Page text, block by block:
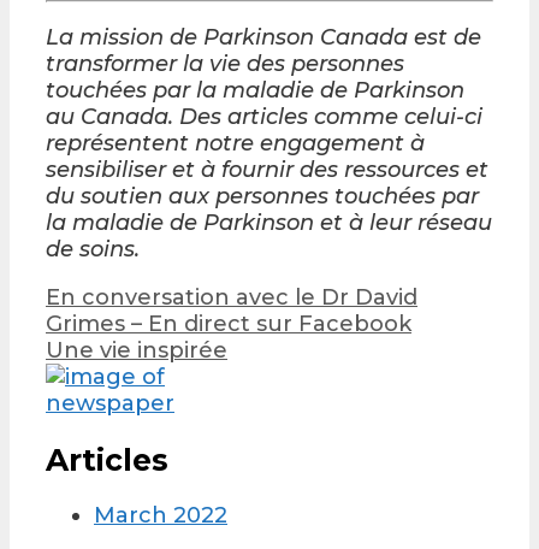
La mission de Parkinson Canada est de
transformer la vie des personnes
touchées par la maladie de Parkinson
au Canada. Des articles comme celui-ci
représentent notre engagement à
sensibiliser et à fournir des ressources et
du soutien aux personnes touchées par
la maladie de Parkinson et à leur réseau
de soins.
Post
navigation
En conversation avec le Dr David
Grimes – En direct sur Facebook
Une vie inspirée
Articles
March 2022